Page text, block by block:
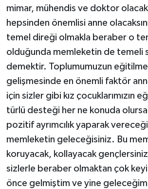
mimar, mühendis ve doktor
hepsinden önemlisi anne
temel direği olmakla beraber o
olduğunda memleketin de temeli
demektir. Toplumumuzun
gelişmesinde en önemli faktör
için sizler gibi kız çocuklarımızın
türlü desteği her ne konuda olursa
pozitif ayrımcılık yaparak
memleketin geleceğisiniz. Bu
koruyacak, kollayacak
sizlerle beraber olmaktan çok
önce gelmiştim ve yine